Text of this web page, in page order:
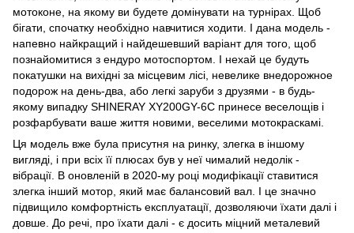
мотоконе, на якому ви будете домінувати на турнірах. Щоб
бігати, спочатку необхідно навчитися ходити. І дана модель -
напевно найкращий і найдешевший варіант для того, щоб
познайомитися з ендуро мотоспортом. І нехай це будуть
покатушки на вихідні за місцевим лісі, невелике внедорожное
подорож на день-два, або легкі заруби з друзями - в будь-
якому випадку SHINERAY XY200GY-6C принесе веселощів і
розфарбувати ваше життя новими, веселими мотокраскамі.
Ця модель вже була присутня на ринку, злегка в іншому
вигляді, і при всіх її плюсах був у неї чималий недолік -
вібрації. В оновленій в 2020-му році модифікації ставитися
злегка інший мотор, який має балансовий вал. І це значно
підвищило комфортність експлуатації, дозволяючи їхати далі і
довше. До речі, про їхати далі - є досить міцний металевий